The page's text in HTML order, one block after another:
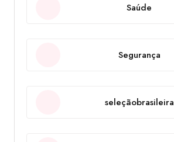
Saúde
Segurança
seleçãobrasileira